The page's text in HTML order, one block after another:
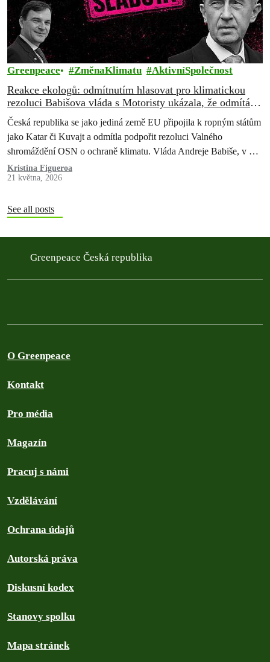
Greenpeace ZměnaKlimatu AktivníSpolečnost
Reakce ekologů: odmítnutím hlasovat pro klimatickou
rezoluci Babišova vláda s Motoristy ukázala, že odmítá
řešit naši budoucnost
Česká republika se jako jediná země EU připojila k ropným státům
jako Katar či Kuvajt a odmítla podpořit rezoluci Valného
shromáždění OSN o ochraně klimatu. Vláda Andreje Babiše, v níž
Motoristé drží ministerstvo zahraničí i životního prostředí, tím jasně
ukázala, že ochrana přírody a budoucnost lidí ohrožených
Kristina Figueroa
21 května, 2026
See all posts
Greenpeace Česká republika
O Greenpeace
Kontakt
Pro média
Magazín
Pracuj s námi
Vzdělávání
Ochrana údajů
Autorská práva
Diskusní kodex
Stanovy spolku
Mapa stránek